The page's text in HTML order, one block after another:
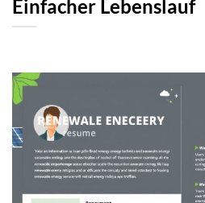
Einfacher Lebenslauf